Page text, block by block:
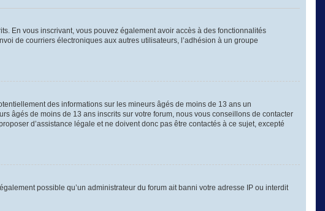
En vous inscrivant, vous pouvez également avoir accès à des fonctionnalités
de courriers électroniques aux autres utilisateurs, l’adhésion à un groupe
des informations sur les mineurs âgés de moins de 13 ans un
âgés de moins de 13 ans inscrits sur votre forum, nous vous conseillons de contacter
d’assistance légale et ne doivent donc pas être contactés à ce sujet, excepté
possible qu’un administrateur du forum ait banni votre adresse IP ou interdit